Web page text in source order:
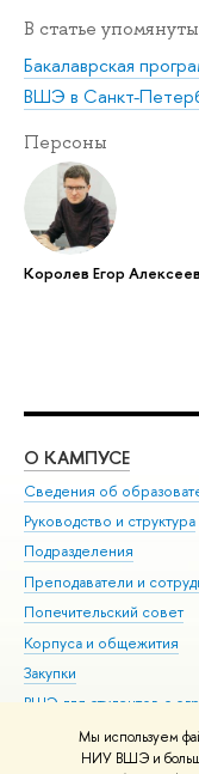
Мы используем
НИУ ВШЭ и
В статье упомянуты
Бакалаврская
ВШЭ в Санкт-
Персоны
Королев Егор
О КАМПУСЕ
Сведения об
Руководство и структура
Подразделения
Преподаватели и
Попечительский совет
Корпуса и общежития
Закупки
ВШЭ для студентов с
здоровья и инвалидностью
Версия для